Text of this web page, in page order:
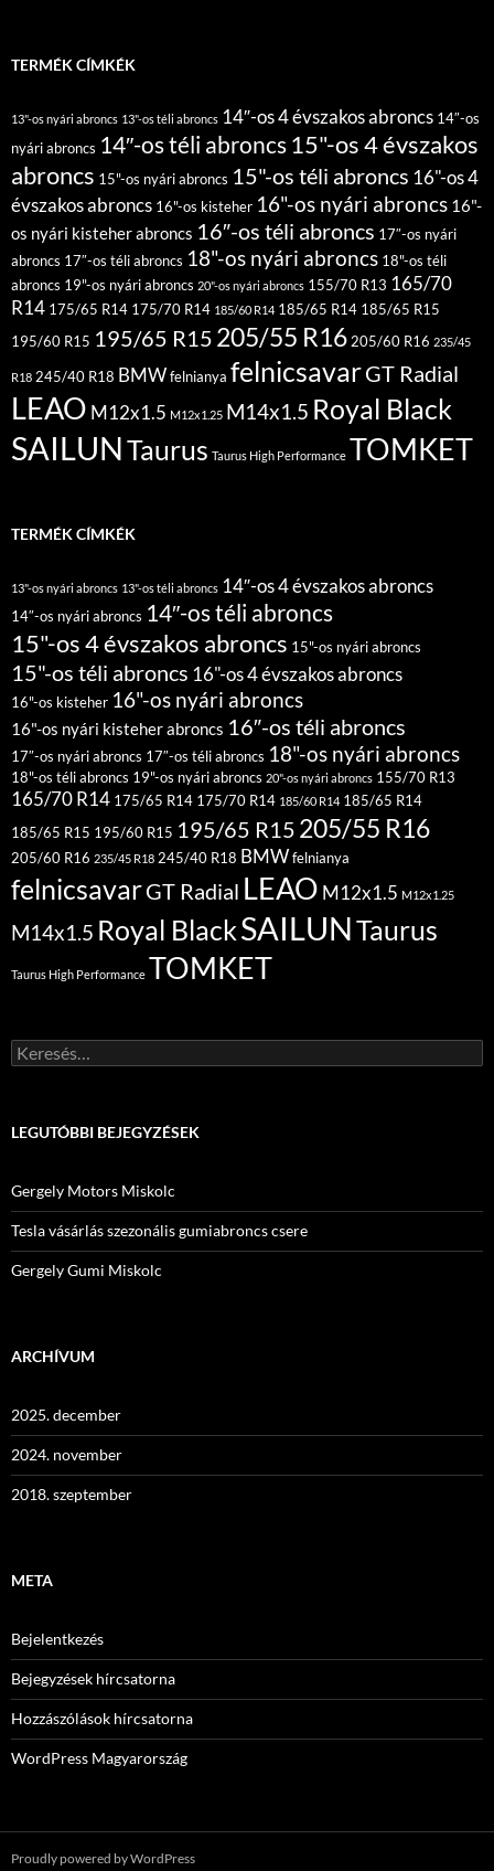
TERMÉK CÍMKÉK
13"-os nyári abroncs 13"-os téli abroncs 14″-os 4 évszakos abroncs 14″-os
nyári abroncs 14″-os téli abroncs15"-os 4 évszakos
abroncs 15"-os nyári abroncs 15"-os téli abroncs 16"-os 4
évszakos abroncs 16"-os kisteher 16"-os nyári abroncs 16"-
os nyári kisteher abroncs 16″-os téli abroncs 17″-os nyári
abroncs 17″-os téli abroncs 18"-os nyári abroncs 18"-os téli
abroncs 19"-os nyári abroncs 20"-os nyári abroncs 155/70 R13 165/70
R14 175/65 R14 175/70 R14 185/60 R14 185/65 R14 185/65 R15
195/60 R15 195/65 R15 205/55 R16 205/60 R16 235/45
R18 245/40 R18 BMWfelnianya felnicsavarGT Radial
LEAO M12x1.5 M12x1.25 M14x1.5 Royal Black
SAILUNTaurus Taurus High Performance TOMKET
TERMÉK CÍMKÉK
13"-os nyári abroncs 13"-os téli abroncs 14″-os 4 évszakos abroncs
14″-os nyári abroncs 14″-os téli abroncs
15"-os 4 évszakos abroncs 15"-os nyári abroncs
15"-os téli abroncs 16"-os 4 évszakos abroncs
16"-os kisteher 16"-os nyári abroncs
16"-os nyári kisteher abroncs 16″-os téli abroncs
17″-os nyári abroncs 17″-os téli abroncs 18"-os nyári abroncs
18"-os téli abroncs 19"-os nyári abroncs 20"-os nyári abroncs 155/70 R13
165/70 R14 175/65 R14 175/70 R14 185/60 R14 185/65 R14
185/65 R15 195/60 R15 195/65 R15 205/55 R16
205/60 R16 235/45 R18 245/40 R18 BMWfelnianya
felnicsavarGT Radial LEAO M12x1.5 M12x1.25
M14x1.5 Royal BlackSAILUNTaurus
Taurus High Performance TOMKET
Keresés:
LEGUTÓBBI BEJEGYZÉSEK
Gergely Motors Miskolc
Tesla vásárlás szezonális gumiabroncs csere
Gergely Gumi Miskolc
ARCHÍVUM
2025. december
2024. november
2018. szeptember
META
Bejelentkezés
Bejegyzések hírcsatorna
Hozzászólások hírcsatorna
WordPress Magyarország
Proudly powered by WordPress